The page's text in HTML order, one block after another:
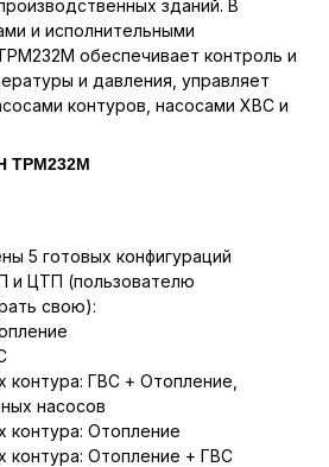
зданий. В
и исполнительными
обеспечивает контроль и
и давления, управляет
контуров, насосами ХВС и
ТРМ232М
5 готовых конфигураций
и ЦТП (пользователю
свою):
контура: ГВС + Отопление,
насосов
контура: Отопление
контура: Отопление + ГВС